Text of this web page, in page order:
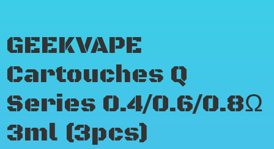
GEEKVAPE
Cartouches Q
Series 0.4/0.6/0.8Ω
3ml (3pcs)